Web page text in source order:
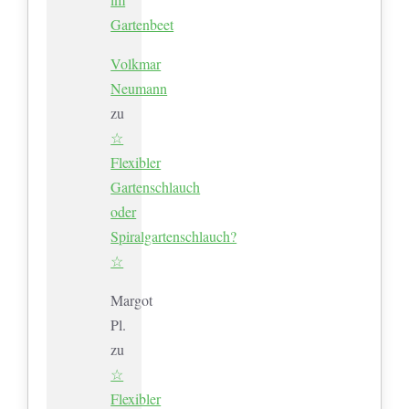
Gartenbeet
Volkmar
Neumann
zu
☆
Flexibler
Gartenschlauch
oder
Spiralgartenschlauch?
☆
Margot
Pl.
zu
☆
Flexibler